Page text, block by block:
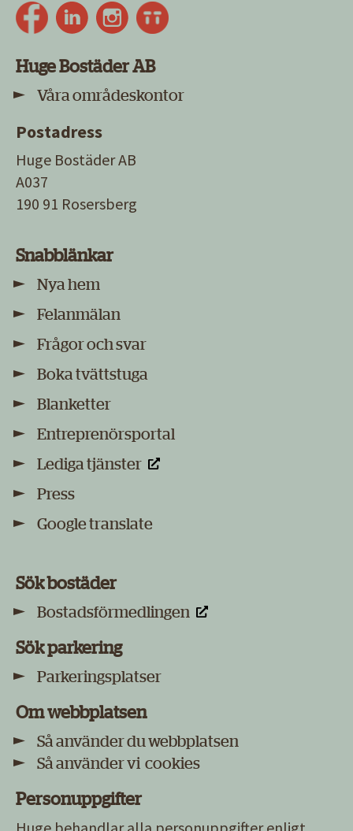
Huge Bostäder AB
Våra områdeskontor
Postadress
Huge Bostäder AB
A037
190 91 Rosersberg
Snabblänkar
Nya hem
Felanmälan
Frågor och svar
Boka tvättstuga
Blanketter
Entreprenörsportal
Lediga tjänster
Press
Google translate
Sök bostäder
Bostadsförmedlingen
Sök parkering
Parkeringsplatser
Om webbplatsen
Så använder du webbplatsen
Så använder vi cookies
Personuppgifter